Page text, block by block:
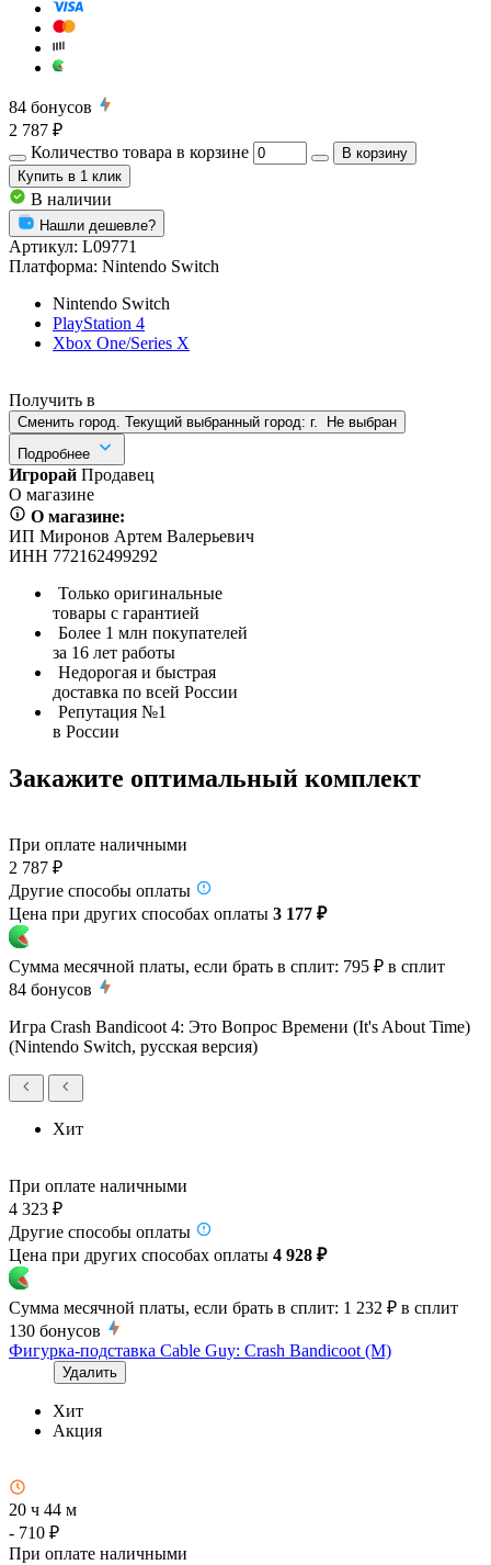
84 бонусов
2 787 ₽
Количество товара в корзине
В корзину
Купить в 1 клик
В наличии
Нашли дешевле?
Артикул: L09771
Платформа: Nintendo Switch
Nintendo Switch
PlayStation 4
Xbox One/Series X
Получить в
Сменить город. Текущий выбранный город: г.
Не выбран
Подробнее
Игрорай Продавец
О магазине
О магазине:
ИП Миронов Артем Валерьевич
ИНН 772162499292
Только оригинальные
товары с гарантией
Более 1 млн покупателей
за 16 лет работы
Недорогая и быстрая
доставка по всей России
Репутация №1
в России
Закажите оптимальный комплект
При оплате наличными
2 787 ₽
Другие способы оплаты
Цена при других способах оплаты 3 177 ₽
Сумма месячной платы, если брать в сплит: 795 ₽ в сплит
84 бонусов
Игра Crash Bandicoot 4: Это Вопрос Времени (It's About Time)
(Nintendo Switch, русская версия)
Хит
При оплате наличными
4 323 ₽
Другие способы оплаты
Цена при других способах оплаты 4 928 ₽
Сумма месячной платы, если брать в сплит: 1 232 ₽ в сплит
130 бонусов
Фигурка-подставка Cable Guy: Crash Bandicoot (M)
Удалить
Хит
Акция
20 ч 44 м
- 710 ₽
При оплате наличными